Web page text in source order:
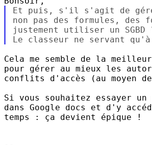
Et puis, s'il s'agit de gérer
non pas des formules, des
justement utiliser un SGBD
Cela me semble de la
pour gérer au mieux les
conflits d'accès (au moyen
Si vous souhaitez essayer
dans Google docs et d'y
temps : ça devient épique !